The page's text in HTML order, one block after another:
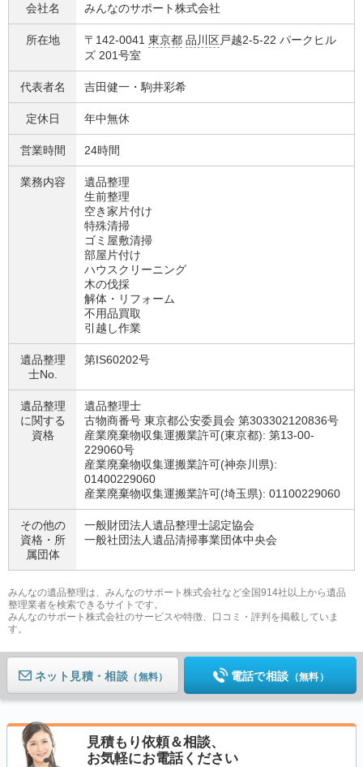
会社名 みんなのサポート株式会社
所在地 〒142-0041 東京都 品川区戸越2-5-22 パークヒル
ズ 201号室
代表者名 吉田健一・駒井彩希
定休日 年中無休
営業時間 24時間
業務内容
遺品整理
生前整理
空き家片付け
特殊清掃
ゴミ屋敷清掃
部屋片付け
ハウスクリーニング
木の伐採
解体・リフォーム
不用品買取
引越し作業
遺品整理
士No.
第IS60202号
遺品整理
に関する
資格
遺品整理士
古物商番号 東京都公安委員会 第303302120836号
産業廃棄物収集運搬業許可(東京都): 第13-00-
229060号
産業廃棄物収集運搬業許可(神奈川県):
01400229060
産業廃棄物収集運搬業許可(埼玉県): 01100229060
その他の
資格・ 所
属団体
一般財団法人遺品整理士認定協会
一般社団法人遺品清掃事業団体中央会
みんなの遺品整理は、みんなのサポート株式会社など全国914社以上から遺品
整理業者を検索できるサイトです。
みんなのサポート株式会社のサービスや特徴、口コミ・評判を掲載していま
す。
ネット見積 （無料） 電話で相談 （無料）
見積もり依頼＆相談、
お気軽にお電話ください